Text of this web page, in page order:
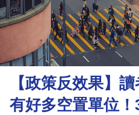
資
樓
市
理
財
商
【政策反效果】
有好多空置單位